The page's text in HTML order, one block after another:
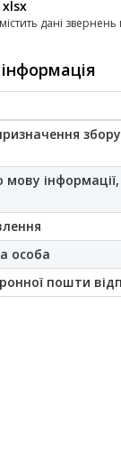
дані
мову
особа
пошти